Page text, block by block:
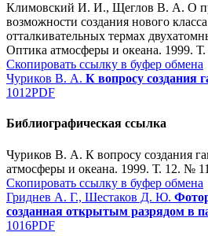
Климовский И. И., Щеглов В. А. О
возможности создания нового
отталкивательных термах
Оптика атмосферы и океана. 1999.
Скопировать ссылку в буфер обмена
Чуриков В. А. К вопросу создания
1012PDF
Библиографическая ссылка
Чуриков В. А. К вопросу создания
атмосферы и океана. 1999. Т. 12. №
Скопировать ссылку в буфер обмена
Гриднев А. Г., Шестаков Д. Ю.
созданная открытым разрядом в
1016PDF